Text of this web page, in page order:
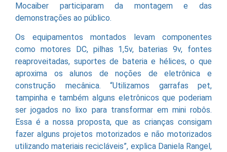
Mocaiber participaram da montagem e das
demonstrações ao público.
Os equipamentos montados levam componentes
como motores DC, pilhas 1,5v, baterias 9v, fontes
reaproveitadas, suportes de bateria e hélices, o que
aproxima os alunos de noções de eletrônica e
construção mecânica. “Utilizamos garrafas pet,
tampinha e também alguns eletrônicos que poderiam
ser jogados no lixo para transformar em mini robôs.
Essa é a nossa proposta, que as crianças consigam
fazer alguns projetos motorizados e não motorizados
utilizando materiais recicláveis”, explica Daniela Rangel,